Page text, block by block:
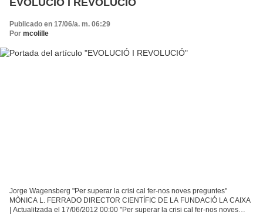
EVOLUCIÓ I REVOLUCIÓ
Publicado en 17/06/a. m. 06:29
Por mcolille
Jorge Wagensberg "Per superar la crisi cal fer-nos noves preguntes"
MÒNICA L. FERRADO DIRECTOR CIENTÍFIC DE LA FUNDACIÓ LA CAIXA
| Actualitzada el 17/06/2012 00:00 "Per superar la crisi cal fer-nos noves